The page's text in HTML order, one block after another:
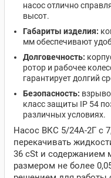
насос отлично
высот.
Габариты изделия:
мм обеспечивают
Долговечность:
ротор и рабочее
гарантирует долгий
Безопасность:
класс защиты IP 54
различных условиях.
Насос ВКС 5/24А-2Г с
перекачивать
36 cSt и содержанием
размером не более